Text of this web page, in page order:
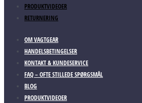
PRODUKTVIDEOER
RETURNERING
OM VAGTGEAR
HANDELSBETINGELSER
KONTAKT & KUNDESERVICE
FAQ – OFTE STILLEDE SPØRGSMÅL
BLOG
PRODUKTVIDEOER